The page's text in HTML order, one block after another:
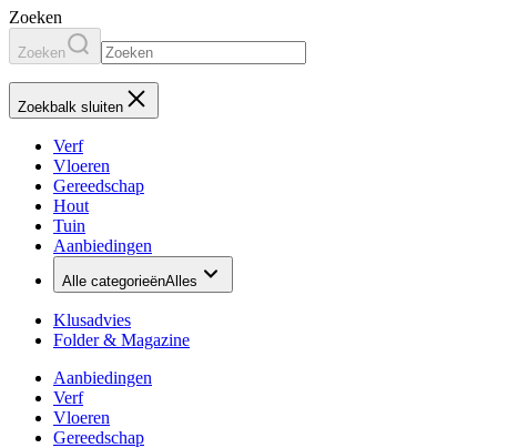
Zoeken
Zoeken
Zoekbalk sluiten
Verf
Vloeren
Gereedschap
Hout
Tuin
Aanbiedingen
Alle categorieënAlles
Klusadvies
Folder & Magazine
Aanbiedingen
Verf
Vloeren
Gereedschap